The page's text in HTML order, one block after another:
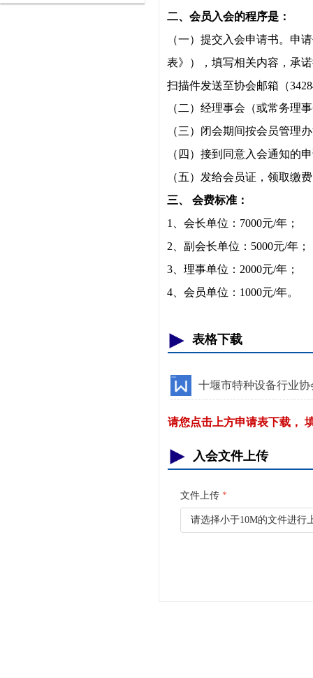
二、会员入会的程序是：
（一）提交入会申请书。申
表》），填写相关内容，承
扫描件发送至协会邮箱（
（二）经理事会（或常务理
（三）闭会期间按会员管理
（四）接到同意入会通知的
（五）发给会员证，领取缴
三、 会费标准：
1、会长单位：7000元/年；
2、副会长单位：5000元/年；
3、 理事单位：2000元/年；
4、会员单位：1000元/年。
表格下载
十堰市特种设备行业协
请您点击上方申请表下载，
文件上传 *
请选择小于10M的文件进行
入会文件上传